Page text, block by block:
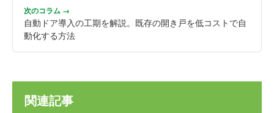
次のコラム →
自動ドア導入の工期を解説。既存の開き戸を低コストで自
動化する方法
関連記事